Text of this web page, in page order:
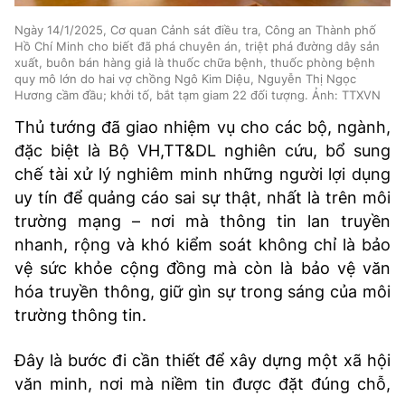
Ngày 14/1/2025, Cơ quan Cảnh sát điều tra, Công an Thành phố
Hồ Chí Minh cho biết đã phá chuyên án, triệt phá đường dây sản
xuất, buôn bán hàng giả là thuốc chữa bệnh, thuốc phòng bệnh
quy mô lớn do hai vợ chồng Ngô Kim Diệu, Nguyễn Thị Ngọc
Hương cầm đầu; khởi tố, bắt tạm giam 22 đối tượng. Ảnh: TTXVN
Thủ tướng đã giao nhiệm vụ cho các bộ, ngành,
đặc biệt là Bộ VH,TT&DL nghiên cứu, bổ sung
chế tài xử lý nghiêm minh những người lợi dụng
uy tín để quảng cáo sai sự thật, nhất là trên môi
trường mạng – nơi mà thông tin lan truyền
nhanh, rộng và khó kiểm soát không chỉ là bảo
vệ sức khỏe cộng đồng mà còn là bảo vệ văn
hóa truyền thông, giữ gìn sự trong sáng của môi
trường thông tin.
Đây là bước đi cần thiết để xây dựng một xã hội
văn minh, nơi mà niềm tin được đặt đúng chỗ,